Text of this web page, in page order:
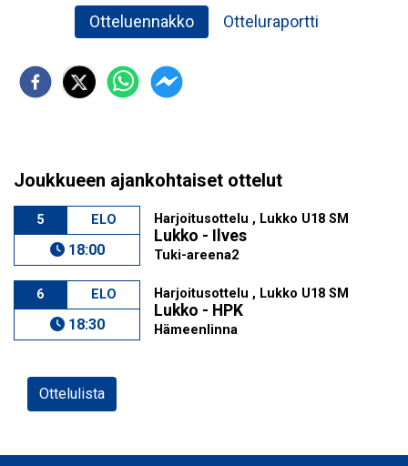
Otteluennakko Otteluraportti
Joukkueen ajankohtaiset ottelut
5 ELO
18:00
Harjoitusottelu , Lukko U18 SM
Lukko - Ilves
Tuki-areena2
6 ELO
18:30
Harjoitusottelu , Lukko U18 SM
Lukko - HPK
Hämeenlinna
Ottelulista